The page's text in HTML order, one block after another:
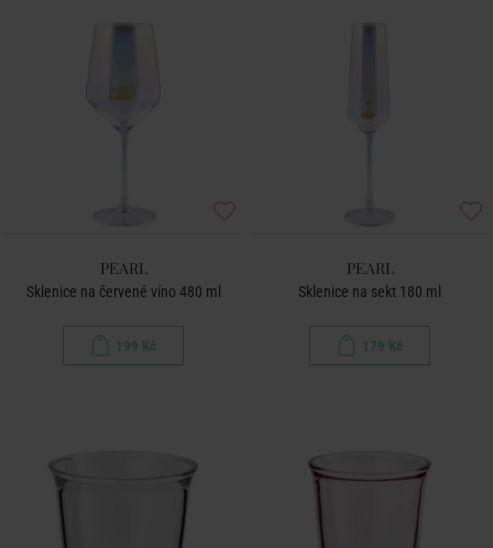
PEARL
Sklenice na červené víno 480 ml
199 Kč
PEARL
Sklenice na sekt 180 ml
179 Kč